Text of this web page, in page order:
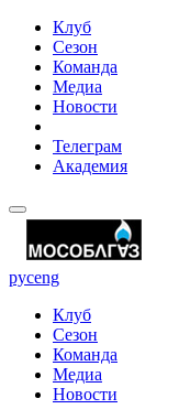
Клуб
Сезон
Команда
Медиа
Новости
Телеграм
Академия
русeng
Клуб
Сезон
Команда
Медиа
Новости